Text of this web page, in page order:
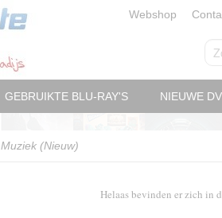
Webshop
GEBRUIKTE BLU-RAY'S NIEUWE
Muziek (Nieuw)
Helaas bevinden er zich in